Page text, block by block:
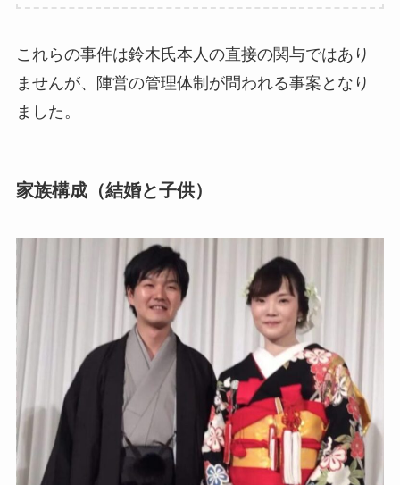
これらの事件は鈴木氏本人の直接の関与ではあり
ませんが、陣営の管理体制が問われる事案となり
ました。
家族構成（結婚と子供）